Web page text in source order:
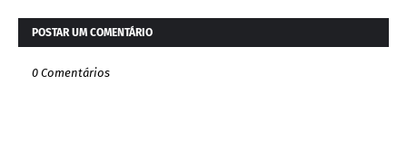
POSTAR UM COMENTÁRIO
0 Comentários